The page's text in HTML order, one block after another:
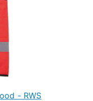
- RWS